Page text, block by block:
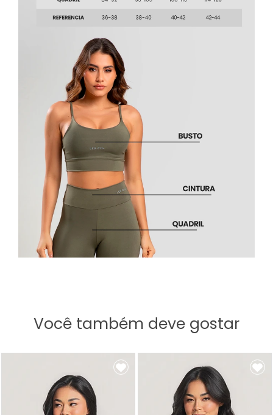
Você também deve gostar